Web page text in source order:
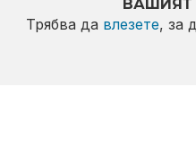
ВАШИЯТ
Трябва да влезете, за